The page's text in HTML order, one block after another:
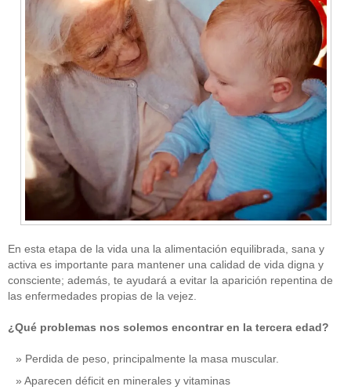
En esta etapa de la vida una la alimentación equilibrada, sana y
activa es importante para mantener una calidad de vida digna y
consciente; además, te ayudará a evitar la aparición repentina de
las enfermedades propias de la vejez.
¿Qué problemas nos solemos encontrar en la tercera edad?
Perdida de peso, principalmente la masa muscular.
Aparecen déficit en minerales y vitaminas